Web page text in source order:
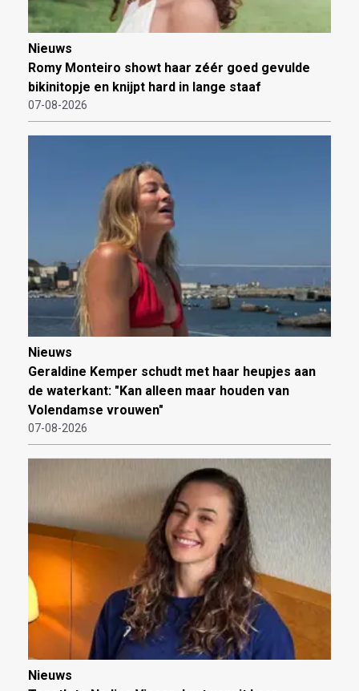
Nieuws
Romy Monteiro showt haar zéér goed gevulde
bikinitopje en knijpt hard in lange staaf
07-08-2026
Nieuws
Geraldine Kemper schudt met haar heupjes aan
de waterkant: "Kan alleen maar houden van
Volendamse vrouwen"
07-08-2026
Nieuws